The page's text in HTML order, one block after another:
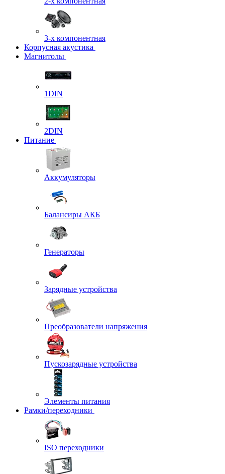
3-х компонентная
Корпусная акустика
Магнитолы
1DIN
2DIN
Питание
Аккумуляторы
Балансиры АКБ
Генераторы
Зарядные устройства
Преобразователи напряжения
Пускозарядные устройства
Элементы питания
Рамки/переходники
ISO переходники